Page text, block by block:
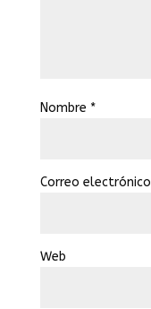
Nombre *
Correo electrónico
Web